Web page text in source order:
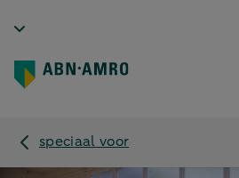
speciaal voor